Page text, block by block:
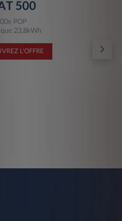
500
POP
23,8kWh
L'OFFRE